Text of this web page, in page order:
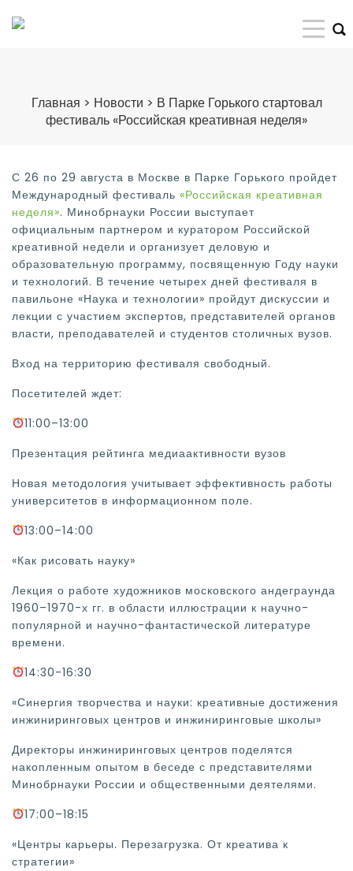
Главная > Новости > В Парке Горького стартовал
фестиваль «Российская креативная неделя»
С 26 по 29 августа в Москве в Парке Горького пройдет
Международный фестиваль «Российская креативная
неделя». Минобрнауки России выступает
официальным партнером и куратором Российской
креативной недели и организует деловую и
образовательную программу, посвященную Году науки
и технологий. В течение четырех дней фестиваля в
павильоне «Наука и технологии» пройдут дискуссии и
лекции с участием экспертов, представителей органов
власти, преподавателей и студентов столичных вузов.
Вход на территорию фестиваля свободный.
Посетителей ждет:
11:00–13:00
Презентация рейтинга медиаактивности вузов
Новая методология учитывает эффективность работы
университетов в информационном поле.
13:00–14:00
«Как рисовать науку»
Лекция о работе художников московского андеграунда
1960–1970-х гг. в области иллюстрации к научно-
популярной и научно-фантастической литературе
времени.
14:30-16:30
«Синергия творчества и науки: креативные достижения
инжиниринговых центров и инжиниринговые школы»
Директоры инжиниринговых центров поделятся
накопленным опытом в беседе с представителями
Минобрнауки России и общественными деятелями.
17:00–18:15
«Центры карьеры. Перезагрузка. От креатива к
стратегии»